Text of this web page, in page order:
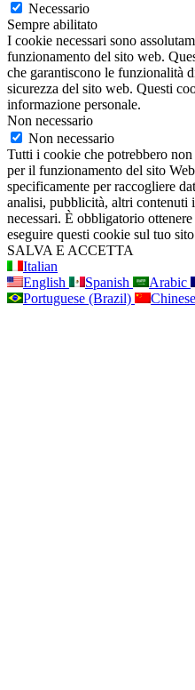
Necessario
Sempre abilitato
I cookie necessari sono
funzionamento del sito web.
che garantiscono le funzionalità
sicurezza del sito web. Questi
informazione personale.
Non necessario
Non necessario
Tutti i cookie che potrebbero non
per il funzionamento del sito
specificamente per raccogliere
analisi, pubblicità, altri contenuti
necessari. È obbligatorio
eseguire questi cookie sul tuo
SALVA E ACCETTA
Italian
English
Spanish Arabic
Portuguese (Brazil)
Chinese